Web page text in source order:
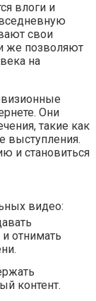
влоги и
свои
же позволяют
на
Они
такие как
и становиться
видео:
отнимать
контент.